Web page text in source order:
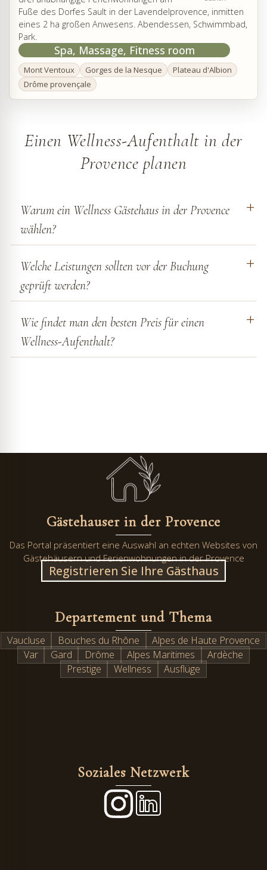
Fuße des Dorfes Sault in der Lavendelprovence, inmitten
eines 2 ha großen Anwesens. Abendessen, Schwimmbad,
Park.
Spa, Massage, Fitness room
Mont Ventoux Gorges de la Nesque
Plateau d'Albion
Drôme provençale
Einen Wellness-Aufenthalt in der
Provence planen
Warum ein Wellness Gästehaus in der Provence
wählen?
Welche Leistungen sollten vor der Buchung
geprüft werden?
Wie findet man den besten Preis für einen
Wellness-Aufenthalt?
Gästehauser in der Provence
Das Portal präsentiert eine Auswahl an echten Websites von
Gästehäusern und Ferienwohnungen in der Provence
Registrieren Sie Ihre Gästhaus
Departement und Thema
Vaucluse Bouches du Rhône
Alpes de Haute Provence
Var
Gard Drôme Alpes Maritimes
Ardèche
Prestige
Wellness Ausflüge
Soziales Netzwerk